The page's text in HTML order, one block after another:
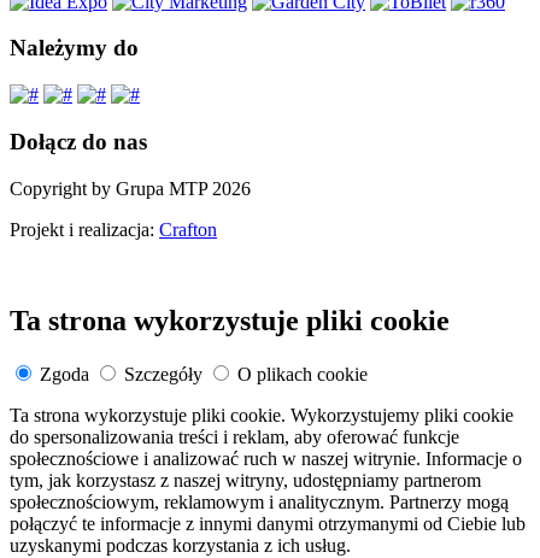
Należymy do
Dołącz do nas
Copyright by Grupa MTP 2026
Projekt i realizacja: Crafton
Ta strona wykorzystuje pliki cookie
Zgoda Szczegóły
O plikach cookie
Ta strona wykorzystuje pliki cookie. Wykorzystujemy pliki cookie
do spersonalizowania treści i reklam, aby oferować funkcje
społecznościowe i analizować ruch w naszej witrynie. Informacje o
tym, jak korzystasz z naszej witryny, udostępniamy partnerom
społecznościowym, reklamowym i analitycznym. Partnerzy mogą
połączyć te informacje z innymi danymi otrzymanymi od Ciebie lub
uzyskanymi podczas korzystania z ich usług.